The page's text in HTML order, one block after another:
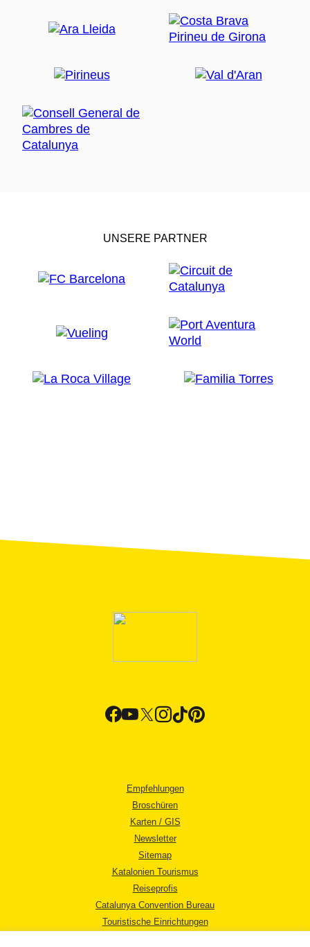
UNSERE PARTNER
Empfehlungen
Broschüren
Karten / GIS
Newsletter
Sitemap
Katalonien Tourismus
Reiseprofis
Catalunya Convention Bureau
Touristische Einrichtungen